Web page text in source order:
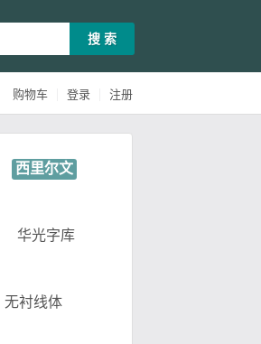
搜 索
购物车 登录 注册
西里尔文
华光字库
无衬线体